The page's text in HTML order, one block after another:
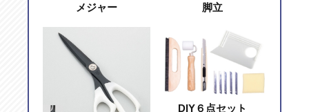
メジャー 脚立
DIY６点セット